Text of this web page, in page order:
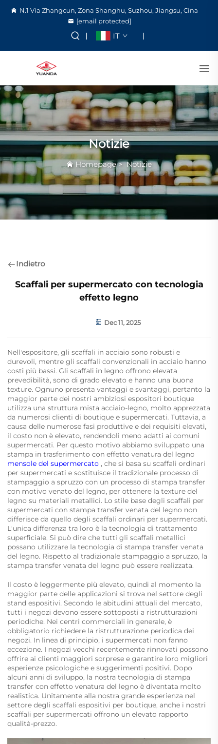
N.1 Via Zhangcun, Zona Shanghu, Suzhou, Jiangsu, Cina
[email protected]
IT
Notizie
Homepage>Notizie
Indietro
Scaffali per supermercato con tecnologia
effetto legno
Dec 11, 2025
Nell'espositore, gli scaffali in acciaio sono robusti e
durevoli, mentre gli scaffali convenzionali in acciaio hanno
costi più bassi. Gli scaffali in legno offrono elevata
prevedibilità, sono di grado elevato e hanno una buona
texture. Ognuno presenta vantaggi e svantaggi, pertanto la
maggior parte dei nostri ambiziosi espositori boutique
utilizza una struttura mista acciaio-legno, molto apprezzata
da numerosi clienti di boutique e supermercati. Tuttavia, a
causa delle numerose fasi produttive e dei requisiti elevati,
il costo non è elevato, rendendoli meno adatti ai comuni
supermercati. Per questo motivo abbiamo sviluppato una
stampa in trasferimento con effetto venatura del legno
mensole del supermercato , che si basa su scaffali ordinari
per supermercati e sostituisce il tradizionale processo di
stampaggio a spruzzo con un processo di stampa transfer
con motivo venato del legno, per ottenere la texture del
legno su materiali metallici. Lo stile base degli scaffali per
supermercati con stampa transfer venata del legno non
differisce da quello degli scaffali ordinari per supermercati.
L'unica differenza tra loro è la tecnologia di trattamento
superficiale. Si può dire che tutti gli scaffali metallici
possano utilizzare la tecnologia di stampa transfer venata
del legno. Rispetto al tradizionale stampaggio a spruzzo, la
stampa transfer venata del legno può essere realizzata.
Il costo è leggermente più elevato, quindi al momento la
maggior parte delle applicazioni si trova nel settore degli
stand espositivi. Secondo le abitudini attuali del mercato,
tutti i negozi devono essere sottoposti a ristrutturazioni
periodiche. Nei centri commerciali in generale, è
obbligatorio richiedere la ristrutturazione periodica dei
negozi. In linea di principio, i supermercati non fanno
eccezione. I negozi vecchi recentemente rinnovati possono
offrire ai clienti maggiori sorprese e garantire loro migliori
esperienze psicologiche e suggerimenti positivi. Dopo
alcuni anni di sviluppo, la nostra tecnologia di stampa
transfer con effetto venatura del legno è diventata molto
realistica. Unitamente alla nostra grande esperienza nel
settore degli scaffali espositivi per boutique, anche i nostri
scaffali per supermercati offrono un elevato rapporto
qualità-prezzo.